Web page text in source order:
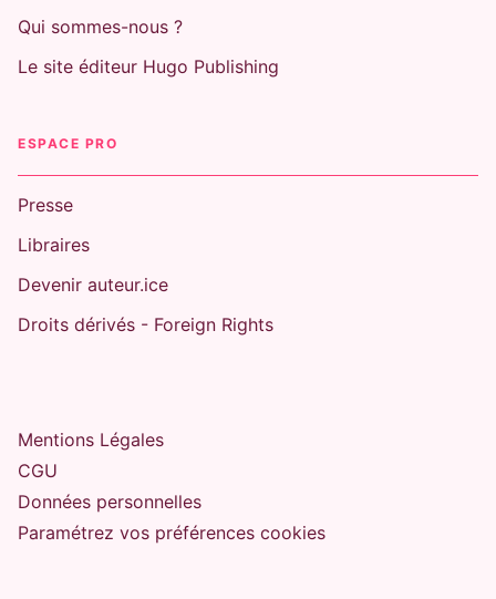
Qui sommes-nous ?
Le site éditeur Hugo Publishing
ESPACE PRO
Presse
Libraires
Devenir auteur.ice
Droits dérivés - Foreign Rights
Mentions Légales
CGU
Données personnelles
Paramétrez vos préférences cookies